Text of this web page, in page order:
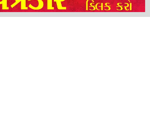
ગારિયાધારમાં ‘મહિલા, બાળ અને આરોગ્ય દિવસ’ની